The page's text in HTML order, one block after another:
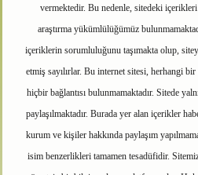
vermektedir. Bu nedenle, sitedeki
araştırma yükümlülüğümüz
içeriklerin sorumluluğunu taşımakta olup,
etmiş sayılırlar. Bu internet sitesi, herhangi
hiçbir bağlantısı bulunmamaktadır. Sitede
paylaşılmaktadır. Burada yer alan içerikler
kurum ve kişiler hakkında paylaşım
isim benzerlikleri tamamen tesadüfidir.